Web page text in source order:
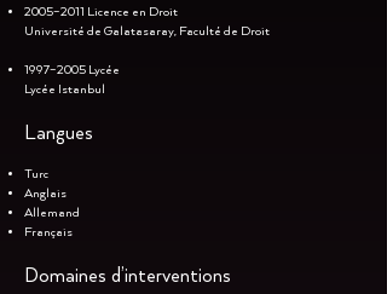
2005–2011 Licence en Droit
Université de Galatasaray, Faculté de Droit
1997–2005 Lycée
Lycée Istanbul
Langues
Turc
Anglais
Allemand
Français
Domaines d’interventions